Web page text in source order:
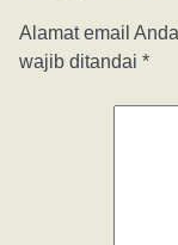
Alamat email
wajib ditandai *